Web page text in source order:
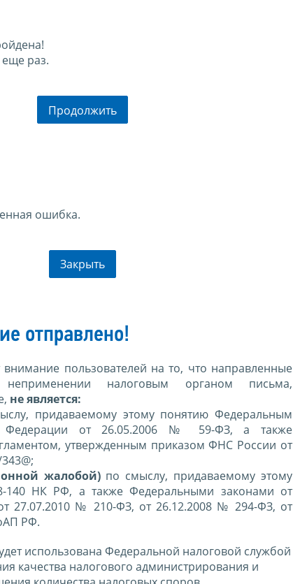
раз.
Продолжить
ошибка.
Закрыть
отправлено!
пользователей на то, что направленные
налоговым органом письма,
не является:
придаваемому этому понятию Федеральным
Федерации от 26.05.2006 № 59-ФЗ, а также
утвержденным приказом ФНС России от
жалобой)по смыслу, придаваемому этому
140 НК РФ, а также Федеральными законами от
27.07.2010 № 210-ФЗ, от 26.12.2008 № 294-ФЗ, от
РФ.
использована Федеральной налоговой службой
качества налогового администрирования и